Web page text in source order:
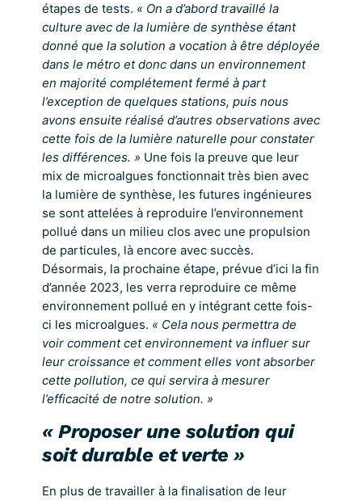
étapes de tests. « On a d’abord travaillé la
culture avec de la lumière de synthèse étant
donné que la solution a vocation à être déployée
dans le métro et donc dans un environnement
en majorité complétement fermé à part
l’exception de quelques stations, puis nous
avons ensuite réalisé d’autres observations avec
cette fois de la lumière naturelle pour constater
les différences. » Une fois la preuve que leur
mix de microalgues fonctionnait très bien avec
la lumière de synthèse, les futures ingénieures
se sont attelées à reproduire l’environnement
pollué dans un milieu clos avec une propulsion
de particules, là encore avec succès.
Désormais, la prochaine étape, prévue d’ici la fin
d’année 2023, les verra reproduire ce même
environnement pollué en y intégrant cette fois-
ci les microalgues. « Cela nous permettra de
voir comment cet environnement va influer sur
leur croissance et comment elles vont absorber
cette pollution, ce qui servira à mesurer
l’efficacité de notre solution. »
« Proposer une solution qui
soit durable et verte »
En plus de travailler à la finalisation de leur